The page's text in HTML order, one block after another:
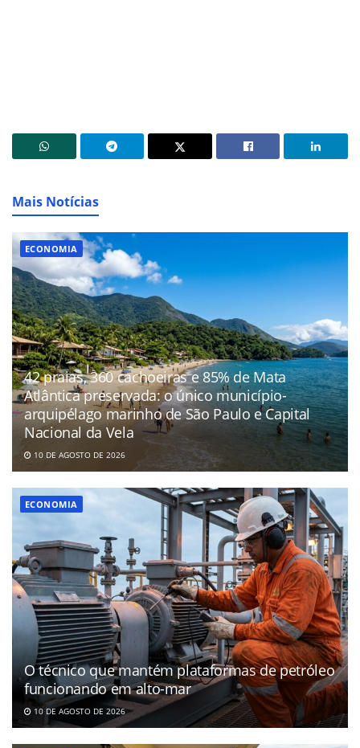
Mais Notícias
ECONOMIA
42 praias, 360 cachoeiras e 85% de Mata
Atlântica preservada: o único município-
arquipélago marinho de São Paulo e Capital
Nacional da Vela
10 DE AGOSTO DE 2026
ECONOMIA
O técnico que mantém plataformas de petróleo
funcionando em alto-mar
10 DE AGOSTO DE 2026